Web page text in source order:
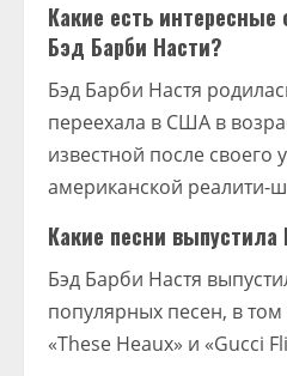
Какие есть
Бэд Барби Насти?
Бэд Барби Настя
переехала в США в
известной после своего
американской реалити-
Какие песни
Бэд Барби Настя
популярных песен, в том
«These Heaux» и «Gucci